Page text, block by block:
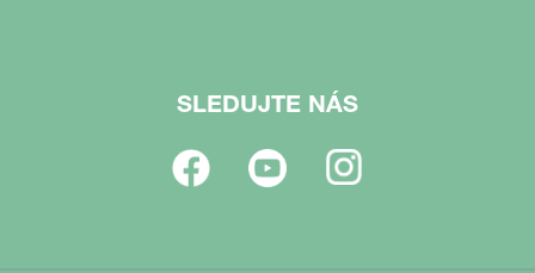
SLEDUJTE NÁS